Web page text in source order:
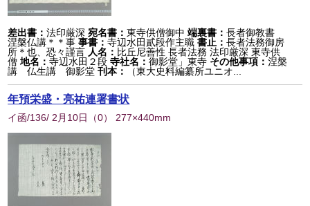
差出書：法印厳深 宛名書：東寺供僧御中 端裏書：長者御教書
涅槃仏講＊＊事 事書：寺辺水田貳段作主職 書止：長者法務御房
所＊也、恐々謹言 人名： 比丘尼善性 長者法務 法印厳深 東寺供
僧 地名：寺辺水田２段 寺社名：御影堂」東寺 その他事項：涅槃
講 仏生講 御影堂 刊本： （東大史料編纂所ユニオ...
年預栄盛・亮祐連署書状
イ函/136/ 2月10日 （0） 277×440mm